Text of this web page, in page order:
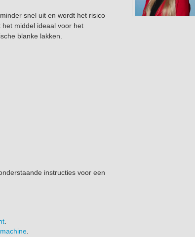
snel uit en wordt het risico
middel ideaal voor het
blanke lakken.
instructies voor een